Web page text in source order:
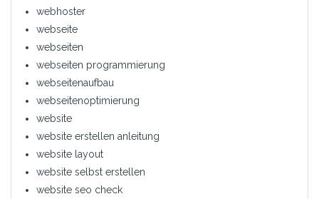
webhoster
webseite
webseiten
webseiten programmierung
webseitenaufbau
webseitenoptimierung
website
website erstellen anleitung
website layout
website selbst erstellen
website seo check